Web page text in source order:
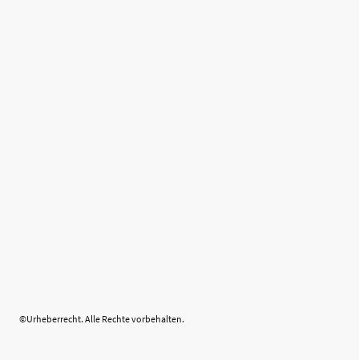
©Urheberrecht. Alle Rechte vorbehalten.